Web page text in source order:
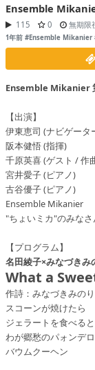
Ensemble
115 0 無期限
1年前 #Ensemble Mikanier
Ensemble Mikanier
【出演】
伊東恵司 (ナビゲータ
阪本健悟 (指揮)
千原英喜 (ゲスト / 作
宮井愛子 (ピアノ)
古谷優子 (ピアノ)
Ensemble Mikanier
"ちょいミカ"のみなさ
【プログラム】
名田綾子×みなづきみ
What a
作詩：みなづきみの
スコーンが焼けたら
ジェラートを食べる
わが郷愁のパォンデ
バウムクーヘン